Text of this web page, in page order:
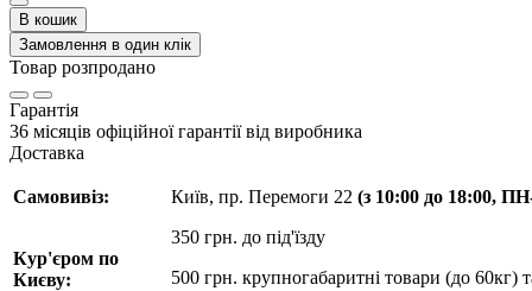
В кошик
Замовлення в один клік
Товар розпродано
Гарантія
36 місяців офіційної гарантії від виробника
Доставка
Самовивіз:
Кур'єром по
Києву:
Київ, пр. Перемоги 22 (з 10:00 до 18:00,
350 грн. до під'їзду
500 грн. крупногабаритні товари (до 60кг)